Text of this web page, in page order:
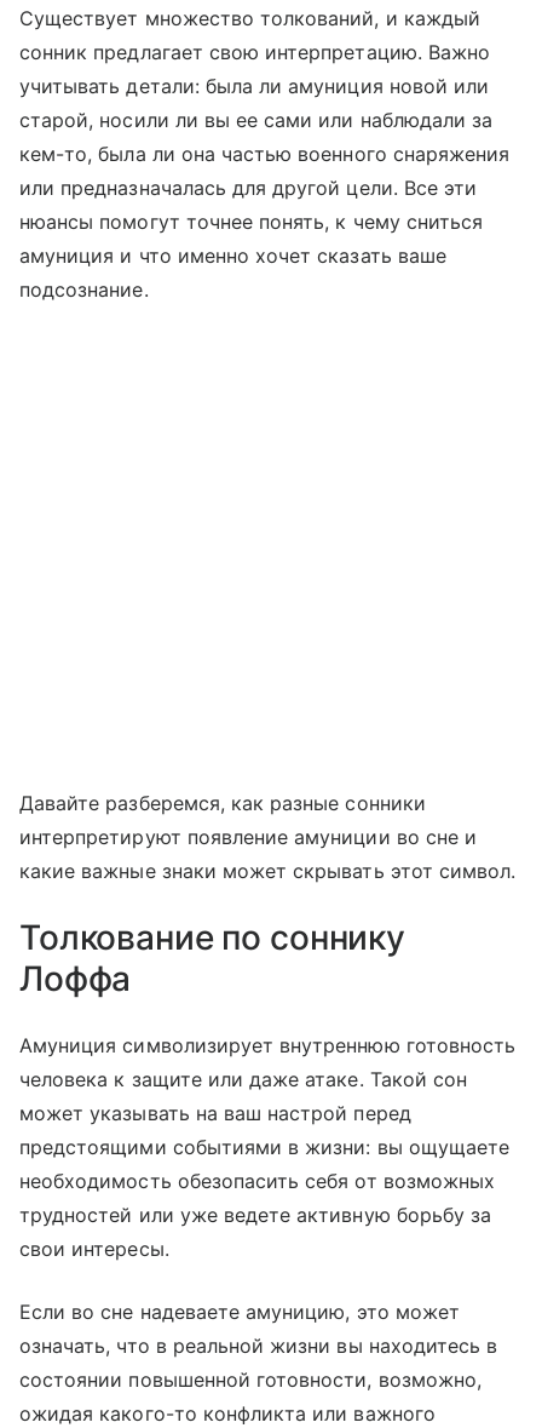
Существует множество толкований, и каждый
сонник предлагает свою интерпретацию. Важно
учитывать детали: была ли амуниция новой или
старой, носили ли вы ее сами или наблюдали за
кем-то, была ли она частью военного снаряжения
или предназначалась для другой цели. Все эти
нюансы помогут точнее понять, к чему сниться
амуниция и что именно хочет сказать ваше
подсознание.
Давайте разберемся, как разные сонники
интерпретируют появление амуниции во сне и
какие важные знаки может скрывать этот символ.
Толкование по соннику
Лоффа
Амуниция символизирует внутреннюю готовность
человека к защите или даже атаке. Такой сон
может указывать на ваш настрой перед
предстоящими событиями в жизни: вы ощущаете
необходимость обезопасить себя от возможных
трудностей или уже ведете активную борьбу за
свои интересы.
Если во сне надеваете амуницию, это может
означать, что в реальной жизни вы находитесь в
состоянии повышенной готовности, возможно,
ожидая какого-то конфликта или важного